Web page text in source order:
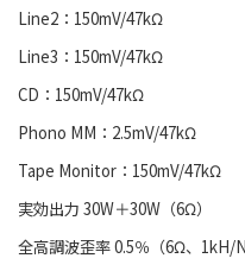
Line2：150mV/47kΩ
Line3：150mV/47kΩ
CD：150mV/47kΩ
Phono MM：2.5mV/47kΩ
Tape Monitor：150mV/47kΩ
実効出力 30W＋30W（6Ω）
全高調波歪率 0.5％（6Ω、1kH/